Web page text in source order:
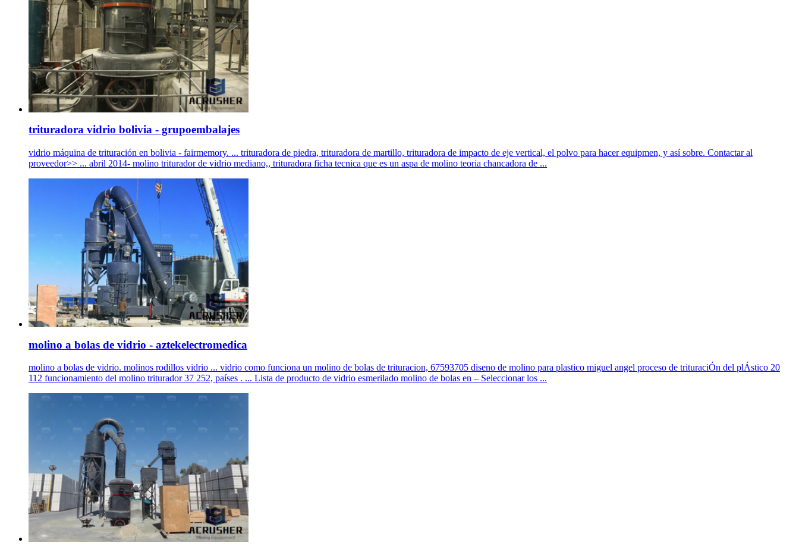
trituradora vidrio bolivia - grupoembalajes
vidrio máquina de trituración en bolivia - fairmemory. ... trituradora de piedra, trituradora de martillo, trituradora de impacto de eje vertical, el polvo para hacer equipmen, y así sobre. Contactar al
proveedor>> ... abril 2014- molino triturador de vidrio mediano,, trituradora ficha tecnica que es un aspa de molino teoria chancadora de ...
molino a bolas de vidrio - aztekelectromedica
molino a bolas de vidrio. molinos rodillos vidrio ... vidrio como funciona un molino de bolas de trituracion, 67593705 diseno de molino para plastico miguel angel proceso de trituraciÓn del plÁstico 20
112 funcionamiento del molino triturador 37 252, países . ... Lista de producto de vidrio esmerilado molino de bolas en – Seleccionar los ...